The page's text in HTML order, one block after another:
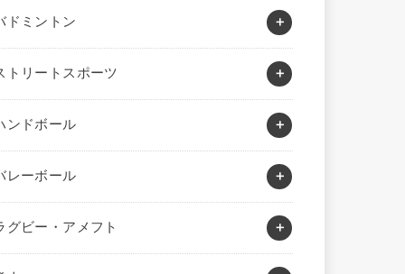
ドミントン
トリートスポーツ
ンドボール
レーボール
グビー・アメフト